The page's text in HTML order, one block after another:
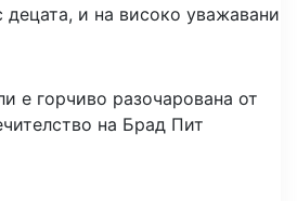
децата, и на високо уважавани